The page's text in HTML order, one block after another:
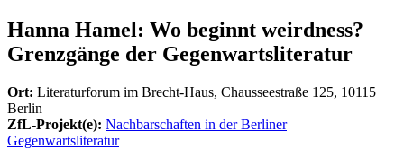
Hanna Hamel: Wo beginnt weirdness?
Grenzgänge der Gegenwartsliteratur
Ort: Literaturforum im Brecht-Haus, Chausseestraße 125, 10115
Berlin
ZfL-Projekt(e): Nachbarschaften in der Berliner
Gegenwartsliteratur